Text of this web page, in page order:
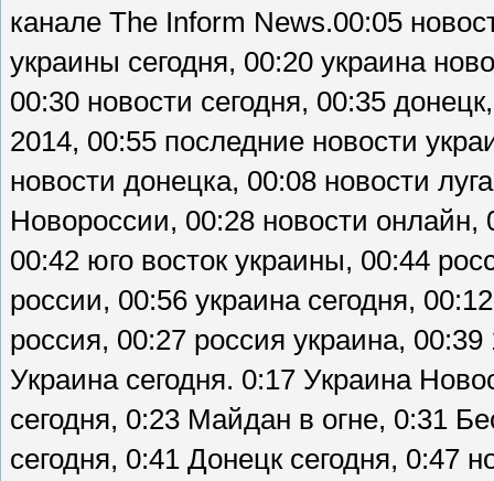
канале The Inform News.00:05
украины сегодня, 00:20 украина
00:30 новости сегодня, 00:35
2014, 00:55 последние новости
новости донецка, 00:08 новости
Новороссии, 00:28 новости онлайн,
00:42 юго восток украины, 00:44
россии, 00:56 украина сегодня,
россия, 00:27 россия украина,
Украина сегодня. 0:17 Украина
сегодня, 0:23 Майдан в огне, 0:31
сегодня, 0:41 Донецк сегодня, 0:47